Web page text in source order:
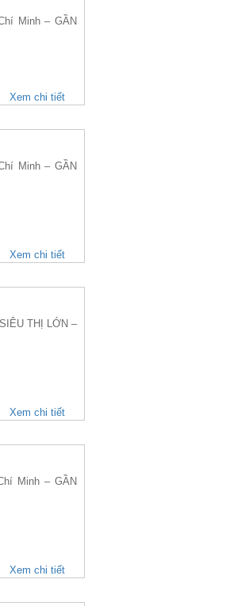
Minh – GẦN
Xem chi tiết
Minh – GẦN
Xem chi tiết
THỊ LỚN –
Xem chi tiết
Minh – GẦN
Xem chi tiết